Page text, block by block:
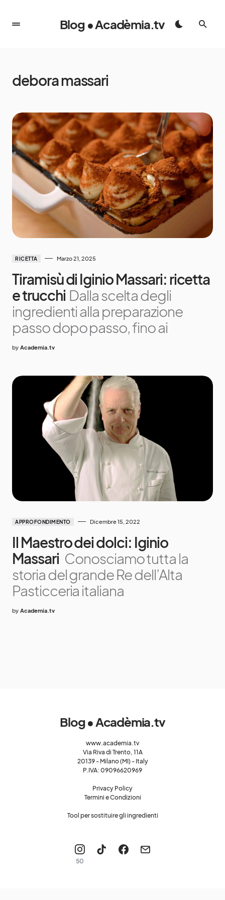
Blog • Acadèmia.tv
debora massari
RICETTA Marzo 21, 2025
Tiramisù di Iginio Massari: ricetta
e trucchi Dalla scelta degli
ingredienti alla preparazione
passo dopo passo, fino ai
by Academia.tv
APPROFONDIMENTO Dicembre 15, 2022
Il Maestro dei dolci: Iginio
Massari Conosciamo tutta la
storia del grande Re dell’Alta
Pasticceria italiana
by Academia.tv
Blog • Acadèmia.tv
www.academia.tv
Via Riva di Trento, 11A
20139 - Milano (MI) - Italy
P.IVA: 09096620969
Privacy Policy
Termini e Condizioni
Tool per sostituire gli ingredienti
50